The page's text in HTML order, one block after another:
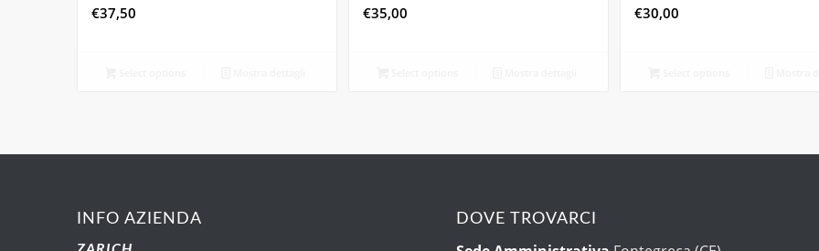
€37,50 €35,00 €30,00
INFO AZIENDA DOVE TROVARCI